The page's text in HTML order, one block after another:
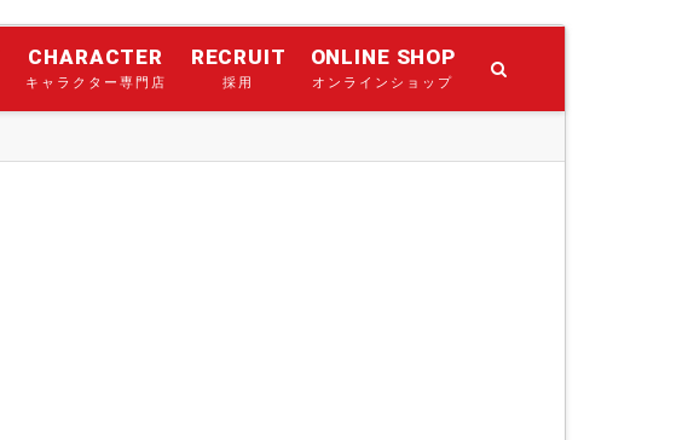
CHARACTER
キャラクター専門店
RECRUIT
採用
ONLINE SHOP
オンラインショップ